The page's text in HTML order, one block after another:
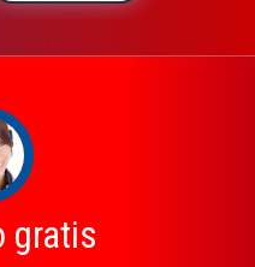
gratis